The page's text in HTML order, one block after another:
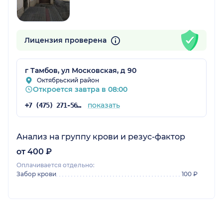
Лицензия проверена
г Тамбов, ул Московская, д 90
Октябрьский район
Откроется завтра в 08:00
+7 (475) 271-56-57 показать
Анализ на группу крови и резус-фактор
от 400 ₽
Оплачивается отдельно:
Забор крови
100 ₽